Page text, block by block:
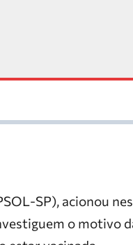
SP), acionou
o motivo